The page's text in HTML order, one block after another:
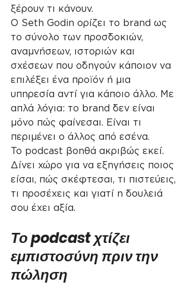
ξέρουν τι κάνουν.
Ο Seth Godin ορίζει το brand ως
το σύνολο των προσδοκιών,
αναμνήσεων, ιστοριών και
σχέσεων που οδηγούν κάποιον να
επιλέξει ένα προϊόν ή μια
υπηρεσία αντί για κάποιο άλλο. Με
απλά λόγια: το brand δεν είναι
μόνο πώς φαίνεσαι. Είναι τι
περιμένει ο άλλος από εσένα.
Το podcast βοηθά ακριβώς εκεί.
Δίνει χώρο για να εξηγήσεις ποιος
είσαι, πώς σκέφτεσαι, τι πιστεύεις,
τι προσέχεις και γιατί η δουλειά
σου έχει αξία.
Το podcast χτίζει
εμπιστοσύνη πριν την
πώληση